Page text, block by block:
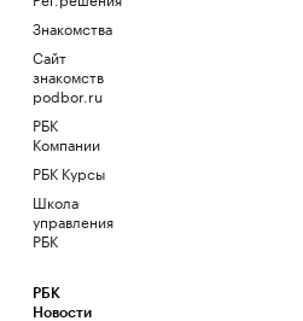
Знакомства
Сайт
знакомств
podbor.ru
РБК
Компании
РБК Курсы
Школа
управления
РБК
РБК
Новости